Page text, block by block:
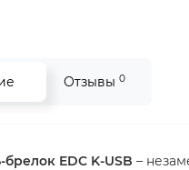
Отзывы 0
EDC K-USB –